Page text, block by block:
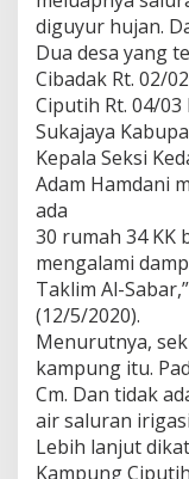
diguyur hujan.
Dua desa yang
Cibadak Rt. 02/
Ciputih Rt. 04/03
Sukajaya
Kepala Seksi
Adam Hamdani
ada
30 rumah 34 KK
mengalami
Taklim Al-
(12/5/2020).
Menurutnya,
kampung itu.
Cm. Dan tidak
air saluran
Lebih lanjut
Kampung